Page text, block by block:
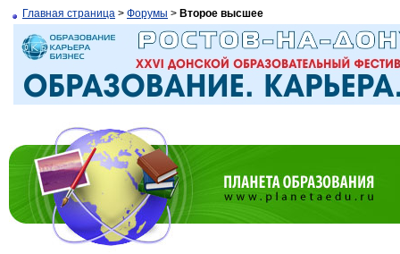
Главная страница > Форумы > Второе высшее